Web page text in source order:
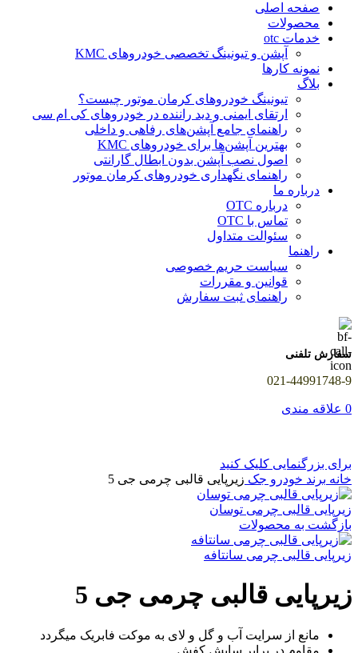
صفحه اصلی
محصولات
خدمات otc
آپشن و تیونینگ تخصصی خودروهای KMC
نمونه کارها
بلاگ
تیونینگ خودروهای کرمان موتور چیست؟
ارتقای ایمنی و دید راننده در خودروهای کی ام سی
راهنمای جامع آپشن‌های رفاهی و داخلی
بهترین آپشن‌ها برای خودروهای KMC
اصول نصب آپشن بدون ابطال گارانتی
راهنمای نگهداری خودروهای کرمان موتور
درباره ما
درباره OTC
تماس با OTC
سئوالت متداول
راهنما
سیاست حریم خصوصی
قوانین و مقررات
راهنمای ثبت سفارش
سفارش تلفنی
021-44991748-9
0 علاقه مندی
برای بزرگنمایی کلیک کنید
خانه برند خودرو جک زیرپایی قالبی چرمی جی 5
زیرپایی قالبی چرمی توسان
بازگشت به محصولات
زیرپایی قالبی چرمی سانتافه
زیرپایی قالبی چرمی جی 5
مانع از سرایت آب و گل و لای به موکت فابریک میگردد
مقاوم در برابر سایش کفش